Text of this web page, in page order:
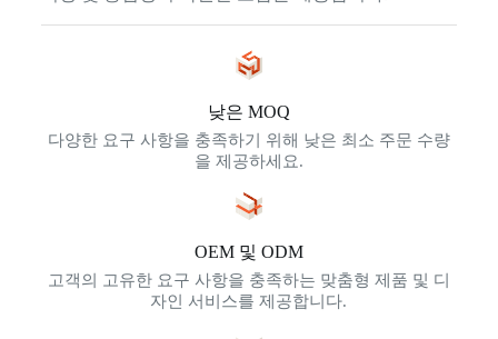
낮은 MOQ
다양한 요구 사항을 충족하기 위해 낮은 최소 주문 수량
을 제공하세요.
OEM 및 ODM
고객의 고유한 요구 사항을 충족하는 맞춤형 제품 및 디
자인 서비스를 제공합니다.